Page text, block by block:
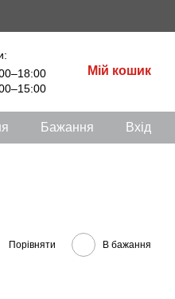
Мій кошик
Бажання Вхід
Порівняти В бажання